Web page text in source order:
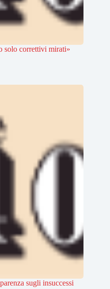
solo correttivi mirati»
sugli insuccessi